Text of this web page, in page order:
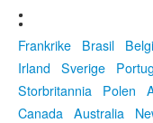
:
Frankrike Brasil
Irland
Sverige
Storbritannia
Polen
Canada Australia